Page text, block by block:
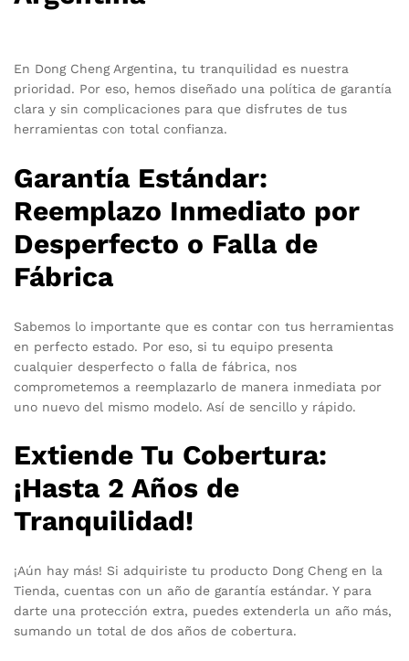
En Dong Cheng Argentina, tu tranquilidad es nuestra
prioridad. Por eso, hemos diseñado una política de garantía
clara y sin complicaciones para que disfrutes de tus
herramientas con total confianza.
Garantía Estándar:
Reemplazo Inmediato por
Desperfecto o Falla de
Fábrica
Sabemos lo importante que es contar con tus herramientas
en perfecto estado. Por eso, si tu equipo presenta
cualquier desperfecto o falla de fábrica, nos
comprometemos a reemplazarlo de manera inmediata por
uno nuevo del mismo modelo. Así de sencillo y rápido.
Extiende Tu Cobertura:
¡Hasta 2 Años de
Tranquilidad!
¡Aún hay más! Si adquiriste tu producto Dong Cheng en la
Tienda, cuentas con un año de garantía estándar. Y para
darte una protección extra, puedes extenderla un año más,
sumando un total de dos años de cobertura.